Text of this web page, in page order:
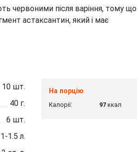
червоними після варіння, тому що
астаксантин, який і має
10 шт.
40 г.
6 шт.
1-1.5 л.
На порцію
Калорії: 97ккал